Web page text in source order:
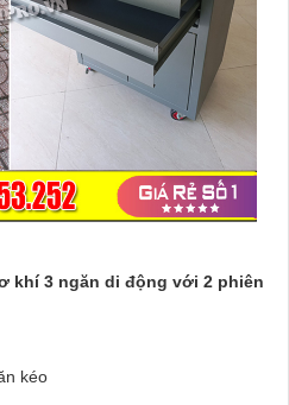
khí 3 ngăn di động với 2 phiên
kéo